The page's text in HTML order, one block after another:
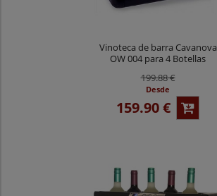
Vinoteca de barra Cavanova
OW 004 para 4 Botellas
199.88 €
Desde
159.90 €